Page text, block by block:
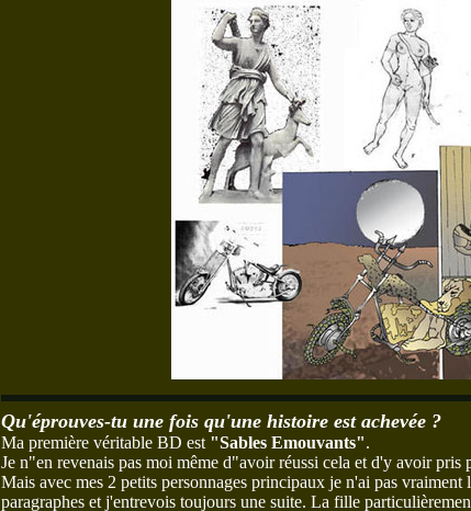
Qu'éprouves-tu une fois qu'une histoire est achevée ?
Ma première véritable BD est "Sables Emouvants".
Je n"en revenais pas moi même d"avoir réussi cela et d'y avoir pris
Mais avec mes 2 petits personnages principaux je n'ai pas
paragraphes et j'entrevois toujours une suite. La fille